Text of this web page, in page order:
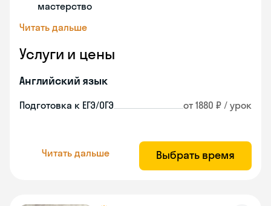
мастерство
Читать дальше
Услуги и цены
Английский язык
Подготовка к ЕГЭ/ОГЭ от 1880 ₽ / урок
Читать дальше Выбрать время